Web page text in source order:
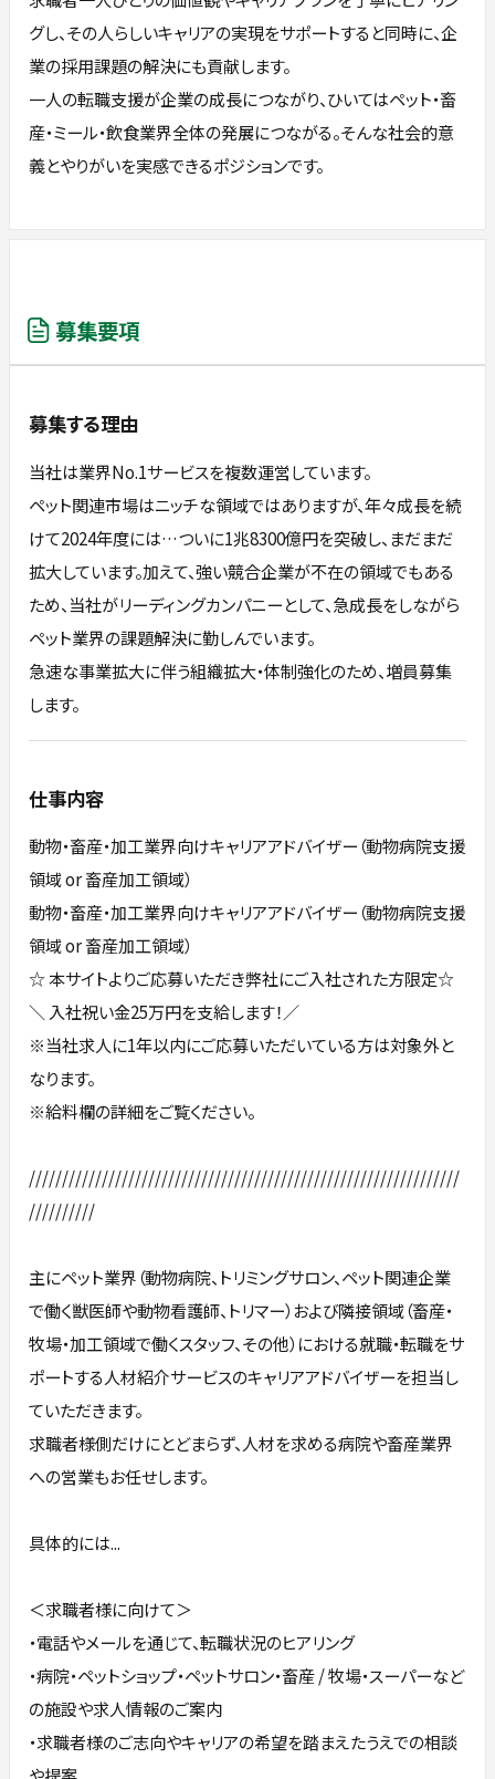
グし、その人らしいキャリアの実現をサポートすると同時に、企
業の採用課題の解決にも貢献します。
一人の転職支援が企業の成長につながり、ひいてはペット・畜
産・ミール・飲食業界全体の発展につながる。そんな社会的意
義とやりがいを実感できるポジションです。
募集要項
募集する理由
当社は業界No.1サービスを複数運営しています。
ペット関連市場はニッチな領域ではありますが、年々成長を続
けて2024年度には…ついに1兆8300億円を突破し、まだまだ
拡大しています。加えて、強い競合企業が不在の領域でもある
ため、当社がリーディングカンパニーとして、急成長をしながら
ペット業界の課題解決に勤しんでいます。
急速な事業拡大に伴う組織拡大・体制強化のため、増員募集
します。
仕事内容
動物・畜産・加工業界向けキャリアアドバイザー（動物病院支援
領域 or 畜産加工領域）
動物・畜産・加工業界向けキャリアアドバイザー（動物病院支援
領域 or 畜産加工領域）
☆ 本サイトよりご応募いただき弊社にご入社された方限定☆
＼ 入社祝い金25万円を支給します！／
※当社求人に1年以内にご応募いただいている方は対象外と
なります。
※給料欄の詳細をご覧ください。
/////////////////////////////////////////////////////////////////
//////////
主にペット業界（動物病院、トリミングサロン、ペット関連企業
で働く獣医師や動物看護師、トリマー）および隣接領域（畜産・
牧場・加工領域で働くスタッフ、その他）における就職・転職をサ
ポートする人材紹介サービスのキャリアアドバイザーを担当し
ていただきます。
求職者様側だけにとどまらず、人材を求める病院や畜産業界
への営業もお任せします。
具体的には...
＜求職者様に向けて＞
・電話やメールを通じて、転職状況のヒアリング
・病院・ペットショップ・ペットサロン・畜産 / 牧場・スーパーなど
の施設や求人情報のご案内
・求職者様のご志向やキャリアの希望を踏まえたうえでの相談